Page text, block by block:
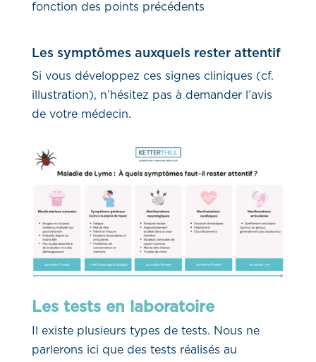
fonction des points précédents
Les symptômes auxquels rester attentif
Si vous développez ces signes cliniques (cf.
illustration), n’hésitez pas à demander l’avis
de votre médecin.
Les tests en laboratoire
Il existe plusieurs types de tests. Nous ne
parlerons ici que des tests réalisés au